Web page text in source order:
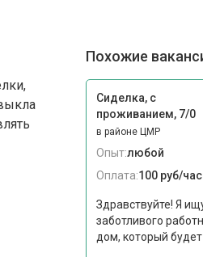
Похожие
Сиделка, с
проживанием, 7/0
в районе ЦМР
Опыт:любой
Оплата:100 руб/час
Здравствуйте! Я
заботливого
дом, который будет